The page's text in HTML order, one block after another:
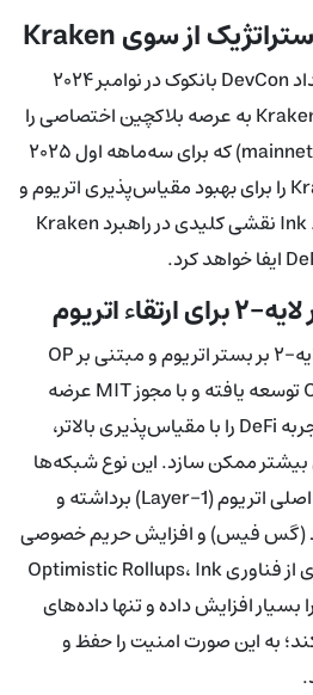
Ink برای نخستین بار در رویداد DevCon بانکوک در نوامبر ۲۰۲۴
رونمایی شد و ورود رسمی Kraken به عرصه بلاکچین اختصاصی را
رقم زد. عرضه نسخه اصلی (mainnet) که برای سه‌ماهه اول ۲۰۲۵
برنامه‌ریزی شده، عزم Kraken را برای بهبود مقیاس‌پذیری اتریوم و
کاربری DeFi نشان می‌دهد. Ink نقشی کلیدی در راهبرد Kraken
Ink به عنوان یک بلاکچین لایه-۲ بر بستر اتریوم و مبتنی بر OP
Stack، که توسط Optimism توسعه یافته و با مجوز MIT عرضه
شده، طراحی شده است تا تجربه DeFi را با مقیاس‌پذیری بالاتر،
بیشتر ممکن سازد. این نوع شبکه‌ها
بار پردازش تراکنش را از لایه اصلی اتریوم (Layer-1) برداشته و
(گس فیس) و افزایش حریم خصوصی
را میسر می‌کنند. با بهره‌گیری از فناوری Optimistic Rollups، Ink
افزایش داده و تنها داده‌های
به این صورت امنیت را حفظ و